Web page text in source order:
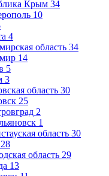
Крым 34
10
4
область 34
14
5
3
область 30
25
2
1
область 30
28
область 29
13